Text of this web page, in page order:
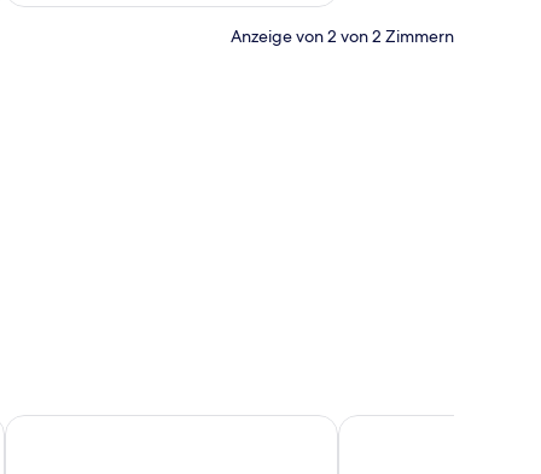
Anzeige von 2 von 2 Zimmern
großen Sonnenuntergangsbild und Nachttischlampen.
Hotel Hernán Cortés Hotel Santa Rosa,